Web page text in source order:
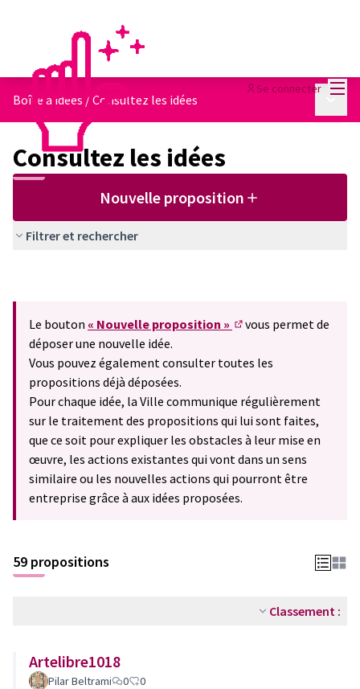
Se connecter
Boîte à idées / Consultez les idées
Consultez les idées
Nouvelle proposition
Filtrer et rechercher
Le bouton « Nouvelle proposition »
vous permet de
déposer une nouvelle idée.
Vous pouvez également consulter toutes les
propositions déjà déposées.
Pour chaque idée, la Ville communique régulièrement
sur le traitement des propositions qui lui sont faites,
que ce soit pour expliquer les obstacles à leur mise en
œuvre, les actions existantes qui vont dans un sens
similaire ou les nouvelles actions qui pourront être
entreprise grâce à aux idées proposées.
59 propositions
Classement :
Artelibre1018
Pilar Beltrami 0 0